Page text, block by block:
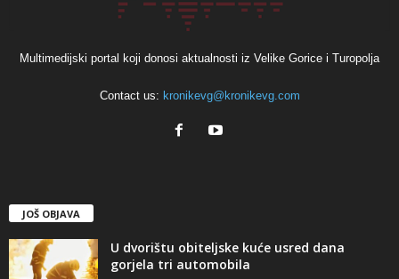
Multimedijski portal koji donosi aktualnosti iz Velike Gorice i Turopolja
Contact us: kronikevg@kronikevg.com
JOŠ OBJAVA
U dvorištu obiteljske kuće usred dana
gorjela tri automobila